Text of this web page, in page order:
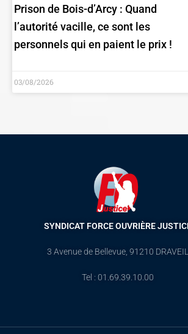
Prison de Bois-d’Arcy : Quand
l’autorité vacille, ce sont les
personnels qui en paient le prix !
03/08/2026
SYNDICAT FORCE OUVRIÈRE
3 Avenue de Bellevue, 91210 DRAVEIL
Tel : 01.69.39.10.00